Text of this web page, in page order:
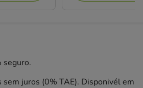
seguro.
sem juros (0% TAE). Disponivél em